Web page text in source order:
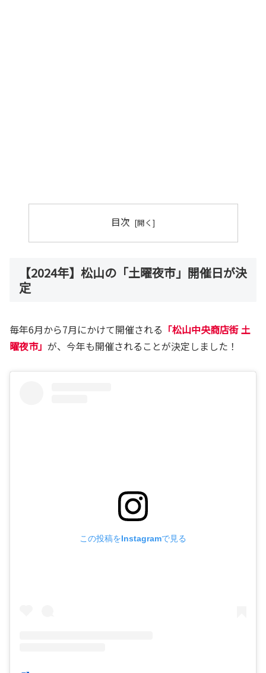
目次
【2024年】松山の「土曜夜市」開催日が決
定
毎年6月から7月にかけて開催される 「松山中央商店街 土
曜夜市」 が、今年も開催されることが決定しました！
この投稿をInstagramで見る